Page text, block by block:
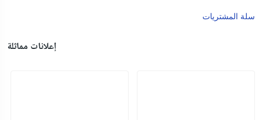
سلة المشتريات
إعلانات مماثلة